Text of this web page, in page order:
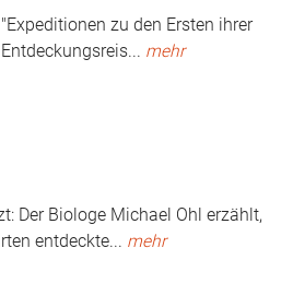
zu den Ersten ihrer
... mehr
Der Biologe Michael Ohl erzählt,
entdeckte... mehr